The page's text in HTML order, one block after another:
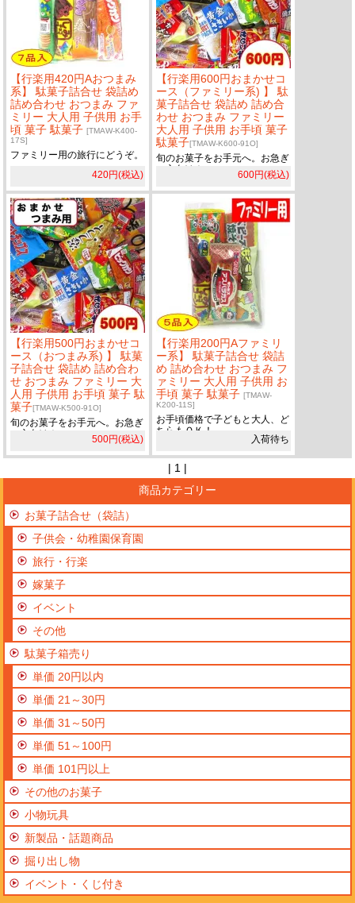
【行楽用420円Aおつまみ
系】 駄菓子詰合せ 袋詰め
詰め合わせ おつまみ ファ
ミリー 大人用 子供用 お手
頃 菓子 駄菓子[TMAW-K400-
17S]
ファミリー用の旅行にどうぞ。
420円(税込)
【行楽用600円おまかせコ
ース（ファミリー系) 】 駄
菓子詰合せ 袋詰め 詰め合
わせ おつまみ ファミリー
大人用 子供用 お手頃 菓子
駄菓子[TMAW-K600-91O]
旬のお菓子をお手元へ。お急ぎ
の方向け！
600円(税込)
【行楽用500円おまかせコ
ース（おつまみ系) 】 駄菓
子詰合せ 袋詰め 詰め合わ
せ おつまみ ファミリー 大
人用 子供用 お手頃 菓子 駄
菓子[TMAW-K500-91O]
旬のお菓子をお手元へ。お急ぎ
の方向け！
500円(税込)
【行楽用200円Aファミリ
ー系】 駄菓子詰合せ 袋詰
め 詰め合わせ おつまみ フ
ァミリー 大人用 子供用 お
手頃 菓子 駄菓子[TMAW-
K200-11S]
お手頃価格で子どもと大人、ど
ちらもＯＫ！
入荷待ち
| 1 |
商品カテゴリー
お菓子詰合せ（袋詰）
子供会・幼稚園保育園
旅行・行楽
嫁菓子
イベント
その他
駄菓子箱売り
単価 20円以内
単価 21～30円
単価 31～50円
単価 51～100円
単価 101円以上
その他のお菓子
小物玩具
新製品・話題商品
掘り出し物
イベント・くじ付き